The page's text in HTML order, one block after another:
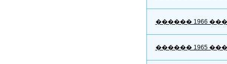
������ 1966
������ 1965